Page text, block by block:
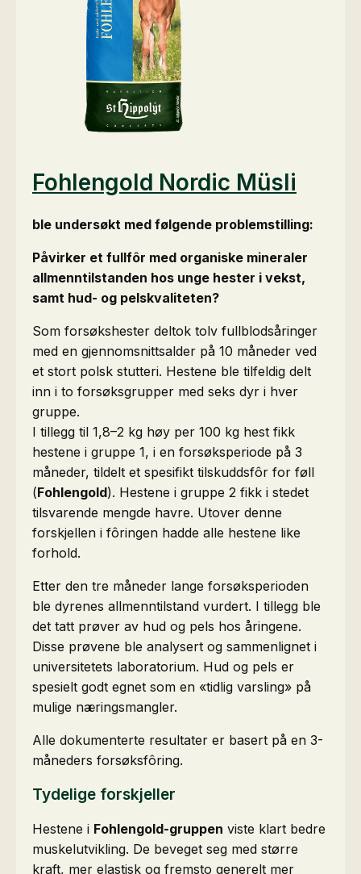
Fohlengold Nordic Müsli
ble undersøkt med følgende problemstilling:
Påvirker et fullfôr med organiske mineraler
allmenntilstanden hos unge hester i vekst,
samt hud- og pelskvaliteten?
Som forsøkshester deltok tolv fullblodsåringer
med en gjennomsnittsalder på 10 måneder ved
et stort polsk stutteri. Hestene ble tilfeldig delt
inn i to forsøksgrupper med seks dyr i hver
gruppe.
I tillegg til 1,8–2 kg høy per 100 kg hest fikk
hestene i gruppe 1, i en forsøksperiode på 3
måneder, tildelt et spesifikt tilskuddsfôr for føll
(Fohlengold). Hestene i gruppe 2 fikk i stedet
tilsvarende mengde havre. Utover denne
forskjellen i fôringen hadde alle hestene like
forhold.
Etter den tre måneder lange forsøksperioden
ble dyrenes allmenntilstand vurdert. I tillegg ble
det tatt prøver av hud og pels hos åringene.
Disse prøvene ble analysert og sammenlignet i
universitetets laboratorium. Hud og pels er
spesielt godt egnet som en «tidlig varsling» på
mulige næringsmangler.
Alle dokumenterte resultater er basert på en 3-
måneders forsøksfôring.
Tydelige forskjeller
Hestene i Fohlengold-gruppen viste klart bedre
muskelutvikling. De beveget seg med større
kraft, mer elastisk og fremsto generelt mer